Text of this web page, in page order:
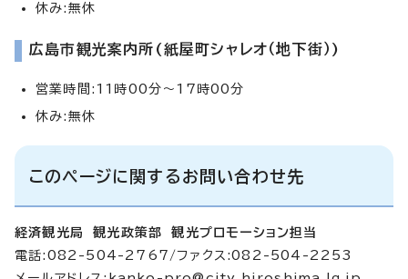
休み:無休
広島市観光案内所(紙屋町シャレオ（地下街）)
営業時間:11時00分～17時00分
休み:無休
このページに関するお問い合わせ先
経済観光局 観光政策部 観光プロモーション担当
電話:082-504-2767/ファクス:082-504-2253